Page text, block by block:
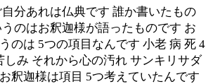
分あれは仏典です 誰か書いたもの
のはお釈迦様が語ったものです お
のは 5つの項目なんです 小老 病 死 4
しみ それから心の汚れ サンキリサダ
釈迦様は項目 5つ考えていたんです